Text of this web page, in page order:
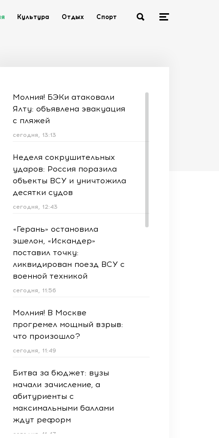
Культура Отдых Спорт
Молния! БЭКи атаковали
Ялту: объявлена эвакуация
с пляжей
сегодня, 13:13
Неделя сокрушительных
ударов: Россия поразила
объекты ВСУ и уничтожила
десятки судов
сегодня, 12:43
«Герань» остановила
эшелон, «Искандер»
поставил точку:
ликвидирован поезд ВСУ с
военной техникой
сегодня, 11:56
Молния! В Москве
прогремел мощный взрыв:
что произошло?
сегодня, 11:49
Битва за бюджет: вузы
начали зачисление, а
абитуриенты с
максимальными баллами
ждут реформ
сегодня, 11:47